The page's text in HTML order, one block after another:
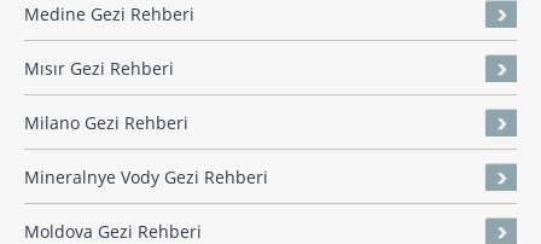
Medine Gezi Rehberi
Mısır Gezi Rehberi
Milano Gezi Rehberi
Mineralnye Vody Gezi Rehberi
Moldova Gezi Rehberi